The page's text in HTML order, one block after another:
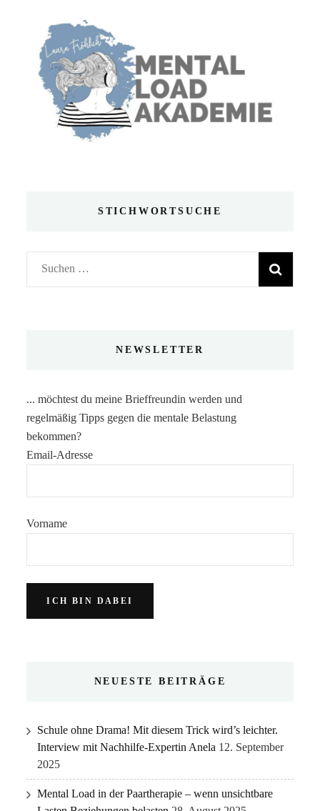
STICHWORTSUCHE
Suchen
nach:
NEWSLETTER
... möchtest du meine Brieffreundin werden und
regelmäßig Tipps gegen die mentale Belastung
bekommen?
Email-Adresse
Vorname
NEUESTE BEITRÄGE
Schule ohne Drama! Mit diesem Trick wird’s leichter.
Interview mit Nachhilfe-Expertin Anela 12. September
2025
Mental Load in der Paartherapie – wenn unsichtbare